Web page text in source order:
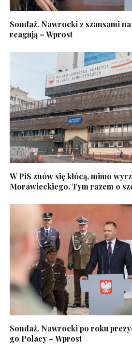
Sondaż. Nawrocki z szansami
reagują – Wprost
W PiS znów się kłócą, mimo
Morawieckiego. Tym razem o
Sondaż. Nawrocki po roku
go Polacy – Wprost